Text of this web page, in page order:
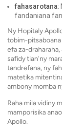
fahasarotana:
fandaniana
Ny Hopitaly
tobim-
efa za-
safidy tian'ny
tandrefana, ny
matetika
ambony momba
Raha mila vidiny
mamporisika
Apollo.